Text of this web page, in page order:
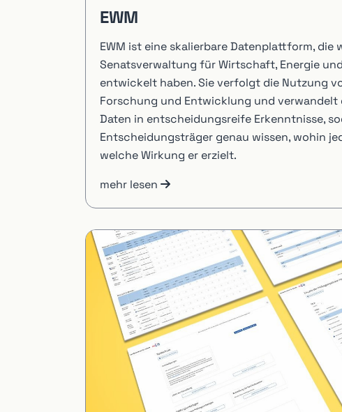
EWM
EWM ist eine skalierbare Datenplattform, die
Senatsverwaltung für Wirtschaft, Energie
entwickelt haben. Sie verfolgt die Nutzung
Forschung und Entwicklung und verwandelt
Daten in entscheidungsreife Erkenntnisse,
Entscheidungsträger genau wissen, wohin
welche Wirkung er erzielt.
mehr lesen